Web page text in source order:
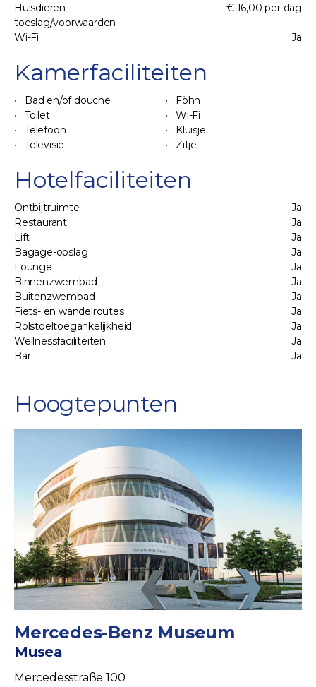
Huisdieren
toeslag/voorwaarden
€ 16,00 per dag
Wi-Fi Ja
Kamerfaciliteiten
Bad en/of douche
Föhn
Toilet
Wi-Fi
Telefoon
Kluisje
Televisie
Zitje
Hotelfaciliteiten
Ontbijtruimte
Ja
Restaurant
Ja
Lift
Ja
Bagage-opslag
Ja
Lounge
Ja
Binnenzwembad
Ja
Buitenzwembad
Ja
Fiets- en wandelroutes
Ja
Rolstoeltoegankelijkheid
Ja
Wellnessfaciliteiten
Ja
Bar
Ja
Hoogtepunten
Mercedes-Benz Museum
Musea
Mercedesstraße 100